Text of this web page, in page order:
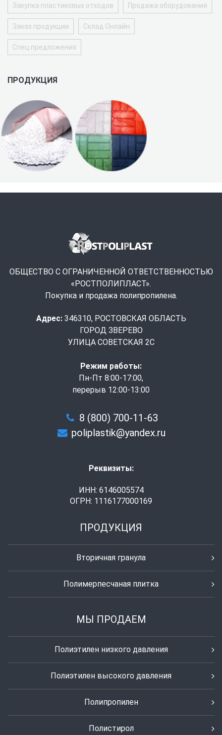
Закупка пластиковых отходов Продажа оборудования
Заказ продукции Склад Онлайн
Спец.предложения
ПРОДУКЦИЯ
ОБЩЕСТВО С ОГРАНИЧЕННОЙ ОТВЕТСТВЕННОСТЬЮ
«РОСТПОЛИПЛАСТ».
Покупка и продажа полипропилена.
Адрес: 346310, РОСТОВСКАЯ ОБЛАСТЬ
ГОРОД ЗВЕРЕВО
УЛИЦА СОВЕТСКАЯ 2С
Режим работы:
Пн-Пт 8:00-17:00,
перерыв 12:00-13:00
8 (800) 700-11-63
poliplastik@yandex.ru
Реквизиты:
ИНН: 6146005574
ОГРН: 1116177000169
ПРОДУКЦИЯ
Вторичная гранула
Полимерпесчаная плитка
МЫ ПРОДАЕМ
Полиэтилен низкого давления
Полиэтилен высокого давления
Полипропилен
Полистирол